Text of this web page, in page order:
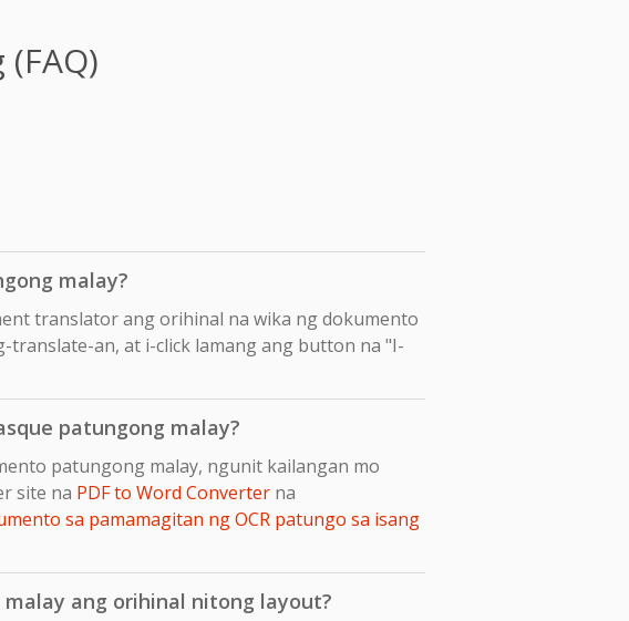
malay?
translator ang orihinal na wika ng dokumento
translate-an, at i-click lamang ang button na "I-
patungong malay?
patungong malay, ngunit kailangan mo
site na PDF to Word Converter na
sa pamamagitan ng OCR patungo sa isang
ang orihinal nitong layout?